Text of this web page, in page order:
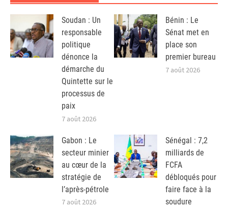
Soudan : Un
responsable
politique
dénonce la
démarche du
Quintette sur le
processus de
paix
7 août 2026
Bénin : Le
Sénat met en
place son
premier bureau
7 août 2026
Gabon : Le
secteur minier
au cœur de la
stratégie de
l’après-pétrole
7 août 2026
Sénégal : 7,2
milliards de
FCFA
débloqués pour
faire face à la
soudure